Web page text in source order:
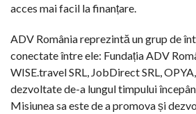
acces mai facil la finanțare.
ADV România reprezintă un grup de
conectate între ele: Fundația ADV
WISE.travel SRL, JobDirect SRL,
dezvoltate de-a lungul timpului
Misiunea sa este de a promova și